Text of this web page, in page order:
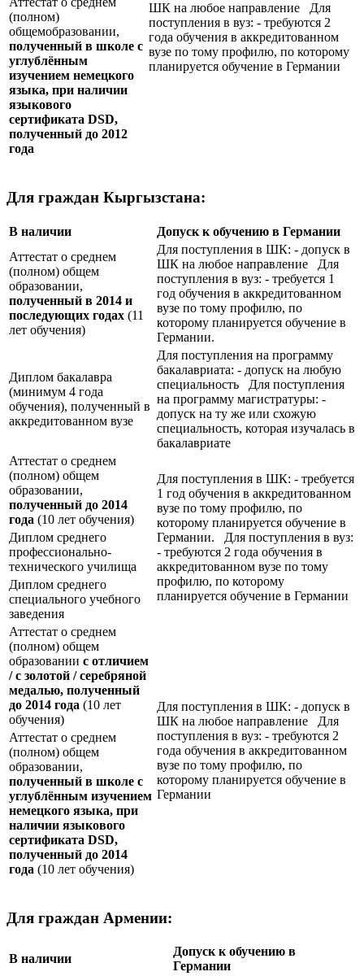
ШК на любое направление Для
поступления в вуз: - требуются 2
года обучения в аккредитованном
вузе по тому профилю, по которому
планируется обучение в Германии
(полном)
общемобразовании,
полученный в школе с
углублённым
изучением немецкого
языка, при наличии
языкового
сертификата DSD,
полученный до 2012
года
Для граждан Кыргызстана:
В наличии
Допуск к обучению в Германии
Аттестат о среднем
(полном) общем
образовании,
полученный в 2014 и
последующих годах (11
лет обучения)
Для поступления в ШК: - допуск в
ШК на любое направление Для
поступления в вуз: - требуется 1
год обучения в аккредитованном
вузе по тому профилю, по
которому планируется обучение в
Германии.
Диплом бакалавра
(минимум 4 года
обучения), полученный в
аккредитованном вузе
Для поступления на программу
бакалавриата: - допуск на любую
специальность Для поступления
на программу магистратуры: -
допуск на ту же или схожую
специальность, которая изучалась в
бакалавриате
Аттестат о среднем
(полном) общем
образовании,
полученный до 2014
года (10 лет обучения)
Для поступления в ШК: - требуется
1 год обучения в аккредитованном
вузе по тому профилю, по
которому планируется обучение в
Германии. Для поступления в вуз:
- требуются 2 года обучения в
аккредитованном вузе по тому
профилю, по которому
планируется обучение в Германии
Диплом среднего
профессионально-
технического училища
Диплом среднего
специального учебного
заведения
Аттестат о среднем
(полном) общем
образовании с отличием
/ с золотой / серебряной
медалью, полученный
до 2014 года (10 лет
обучения)
Для поступления в ШК: - допуск в
ШК на любое направление Для
поступления в вуз: - требуются 2
года обучения в аккредитованном
вузе по тому профилю, по
которому планируется обучение в
Германии
Аттестат о среднем
(полном) общем
образовании,
полученный в школе с
углублённым изучением
немецкого языка, при
наличии языкового
сертификата DSD,
полученный до 2014
года (10 лет обучения)
Для граждан Армении:
В наличии
Допуск к обучению в
Германии